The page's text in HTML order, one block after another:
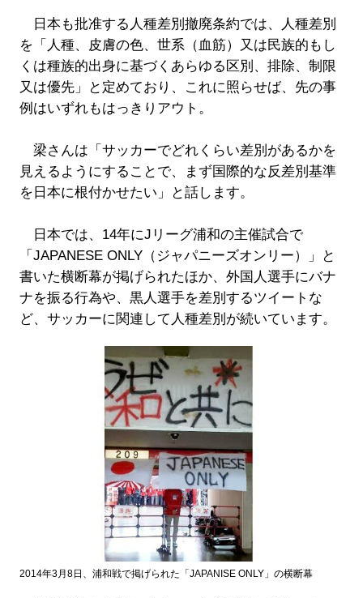
日本も批准する人種差別撤廃条約では、人種差別
を「人種、皮膚の色、世系（血筋）又は民族的もし
くは種族的出身に基づくあらゆる区別、排除、制限
又は優先」と定めており、これに照らせば、先の事
例はいずれもはっきりアウト。
梁さんは「サッカーでどれくらい差別があるかを
見えるようにすることで、まず国際的な反差別基準
を日本に根付かせたい」と話します。
日本では、14年にJリーグ浦和の主催試合で
「JAPANESE ONLY（ジャパニーズオンリー）」と
書いた横断幕が掲げられたほか、外国人選手にバナ
ナを振る行為や、黒人選手を差別するツイートな
ど、サッカーに関連して人種差別が続いています。
2014年3月8日、浦和戦で掲げられた「JAPANISE ONLY」の横断幕